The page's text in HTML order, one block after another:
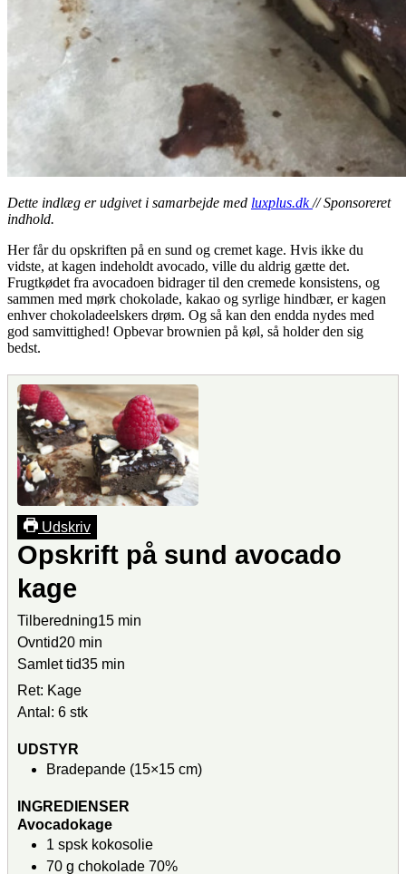
Dette indlæg er udgivet i samarbejde med luxplus.dk// Sponsoreret
indhold.
Her får du opskriften på en sund og cremet kage. Hvis ikke du
vidste, at kagen indeholdt avocado, ville du aldrig gætte det.
Frugtkødet fra avocadoen bidrager til den cremede konsistens, og
sammen med mørk chokolade, kakao og syrlige hindbær, er kagen
enhver chokoladeelskers drøm. Og så kan den endda nydes med
god samvittighed! Opbevar brownien på køl, så holder den sig
bedst.
Udskriv
Opskrift på sund avocado
kage
Tilberedning15 min
Ovntid20 min
Samlet tid35 min
Ret: Kage
Antal: 6 stk
UDSTYR
Bradepande (15×15 cm)
INGREDIENSER
Avocadokage
1 spsk kokosolie
70 g chokolade 70%